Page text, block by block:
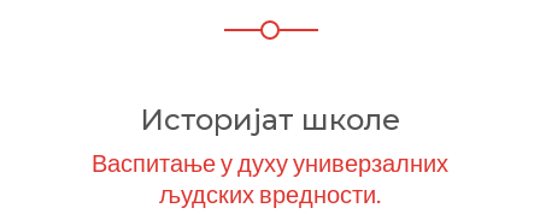
Историјат школе
Васпитање у духу универзалних
људских вредности.